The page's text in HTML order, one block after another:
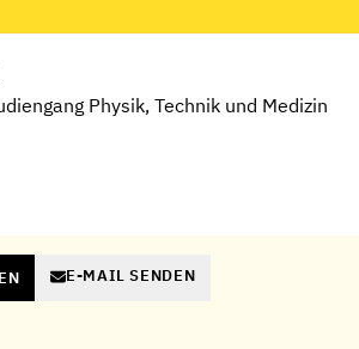
Physik, Technik und Medizin
E-MAIL SENDEN